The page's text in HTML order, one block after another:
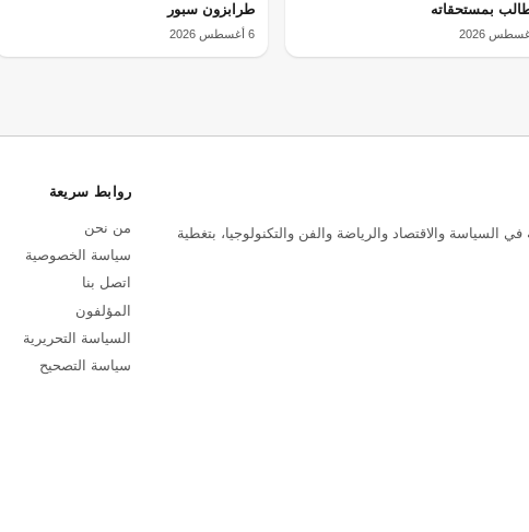
بمستحقاته
طرابزون سبور
6 أغسطس 2026
السياسة والاقتصاد والرياضة والفن والتكنولوجيا، بتغطية
روابط سريعة
من نحن
سياسة الخصوصية
اتصل بنا
المؤلفون
السياسة التحريرية
سياسة التصحيح